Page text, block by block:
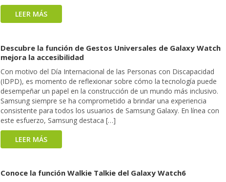
LEER MÁS
Descubre la función de Gestos Universales de Galaxy Watch
mejora la accesibilidad
Con motivo del Día Internacional de las Personas con Discapacidad
(IDPD), es momento de reflexionar sobre cómo la tecnología puede
desempeñar un papel en la construcción de un mundo más inclusivo.
Samsung siempre se ha comprometido a brindar una experiencia
consistente para todos los usuarios de Samsung Galaxy. En línea con
este esfuerzo, Samsung destaca […]
LEER MÁS
Conoce la función Walkie Talkie del Galaxy Watch6